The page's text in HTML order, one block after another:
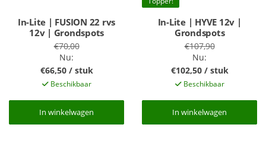
In-Lite | FUSION 22 rvs
12v | Grondspots
€70,00
Nu:
€66,50 / stuk
Beschikbaar
In winkelwagen
In winkelwagen
In-Lite | HYVE 12v |
Grondspots
€107,90
Nu:
€102,50 / stuk
Beschikbaar
In winkelwagen
In winkelwagen